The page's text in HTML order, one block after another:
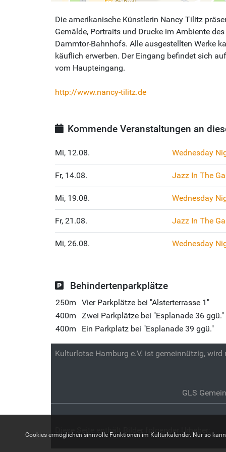
Die amerikanische Künstlerin Nancy Tilitz
Gemälde, Portraits und Drucke im Ambiente
Dammtor-Bahnhofs. Alle ausgestellten Werke
käuflich erwerben. Der Eingang befindet sich
vom Haupteingang.
http://www.nancy-tilitz.de
Kommende Veranstaltungen an
Mi, 12.08. Wednesday
Fr, 14.08. Jazz In The
Mi, 19.08. Wednesday
Fr, 21.08. Jazz In The
Mi, 26.08. Wednesday
Behindertenparkplätze
250m
Vier Parkplätze bei "Alsterterrasse 1"
400m
Zwei Parkplätze bei "Esplanade 36 ggü."
400m
Ein Parkplatz bei "Esplanade 39 ggü."
Kulturlotse Hamburg e.V. ist gemeinnützig,
GLS
Diese Seite enthält Bilder folgender Urheber:
Cookies ermöglichen sinnvolle Funktionen im Kulturkalender. Nur so